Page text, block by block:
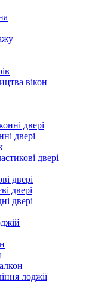
вікон
двері
двері
двері
двері
двері
двері
лоджії